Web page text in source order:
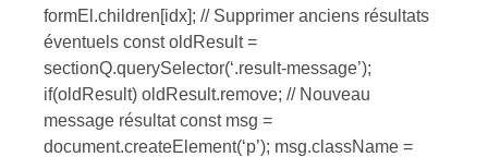
formEl.children[idx]; // Supprimer anciens résultats
éventuels const oldResult =
sectionQ.querySelector(‘.result-message’);
if(oldResult) oldResult.remove; // Nouveau
message résultat const msg =
document.createElement(‘p’); msg.className =